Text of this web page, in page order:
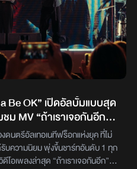
สุดเสียงไม่มียั้ง เรียกได้ว่าเป็นงานที่
LIFESTYLE ได้อย่างลงตัวและ
ลดนตรี ปาร์ตี้ริมทะเล ที่พลาดงานในปี
านเทศกาลดนตรีและปาร์ตี้ริมทะเล
Festival ครั้งที่ 4 สามารถ
ะเฟสติวัลได้ทุกช่องทางโซเชียลมี
Music Festivalภาพ : GMM
Be OK” เปิดอัลบั้มแบบสุด
MV “ถ้าเราเจอกันอีก”
ดนตรีอัลเทอเนทีฟร็อกแห่งยุค ที่ไม่
รับความนิยม พุ่งขึ้นชาร์ทอันดับ 1 ทุก
อเพลงล่าสุด “ถ้าเราเจอกันอีก”